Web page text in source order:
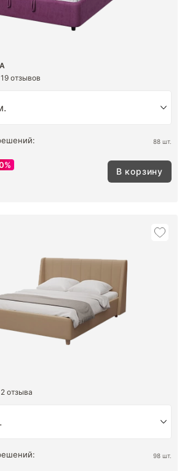
19 отзывов
88 шт.
В корзину
2 отзыва
98 шт.